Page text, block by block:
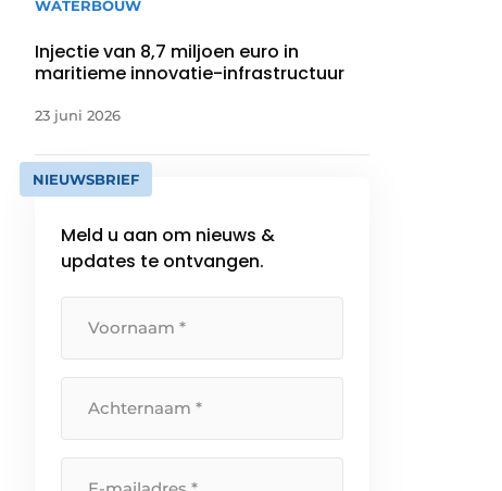
WATERBOUW
Injectie van 8,7 miljoen euro in
maritieme innovatie-infrastructuur
23 juni 2026
NIEUWSBRIEF
Meld u aan om nieuws &
updates te ontvangen.